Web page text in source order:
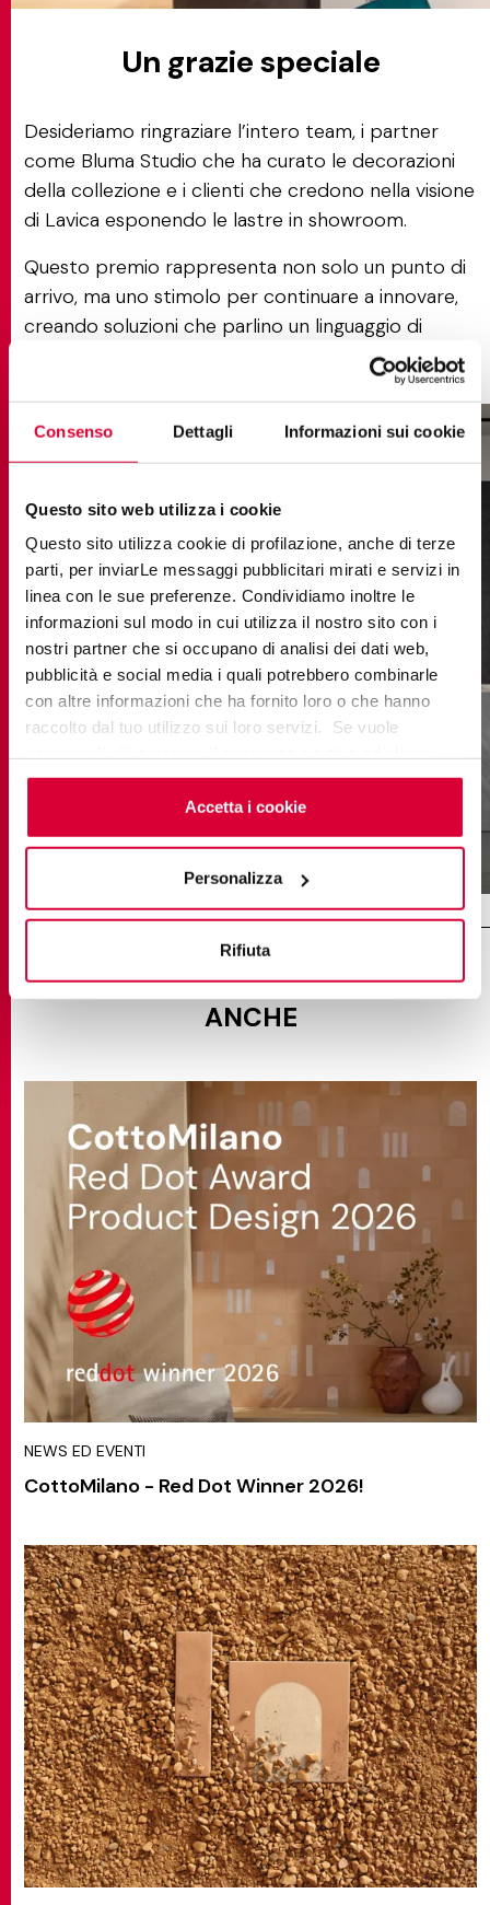
Consenso Dettagli Informazioni sui cookie
Questo sito web utilizza i cookie
Questo sito utilizza cookie di profilazione, anche di terze
parti, per inviarLe messaggi pubblicitari mirati e servizi in
linea con le sue preferenze. Condividiamo inoltre le
informazioni sul modo in cui utilizza il nostro sito con i
nostri partner che si occupano di analisi dei dati web,
pubblicità e social media i quali potrebbero combinarle
con altre informazioni che ha fornito loro o che hanno
raccolto dal tuo utilizzo sui loro servizi. Se vuole
cookieclicchi qui. Il consenso può essere espresso
cliccando sul tasto “Accetta i cookie”. Se non vuole i
cookie di profilazione può negare il consenso sul tasto
Accetta i cookie
Personalizza
Rifiuta
Un grazie speciale
Desideriamo ringraziare l’intero team, i partner
come Bluma Studio che ha curato le decorazioni
della collezione e i clienti che credono nella visione
di Lavica esponendo le lastre in showroom.
Questo premio rappresenta non solo un punto di
arrivo, ma uno stimolo per continuare a innovare,
creando soluzioni che parlino un linguaggio di
TI POTREBBE INTERESSARE
ANCHE
NEWS ED EVENTI
CottoMilano - Red Dot Winner 2026!